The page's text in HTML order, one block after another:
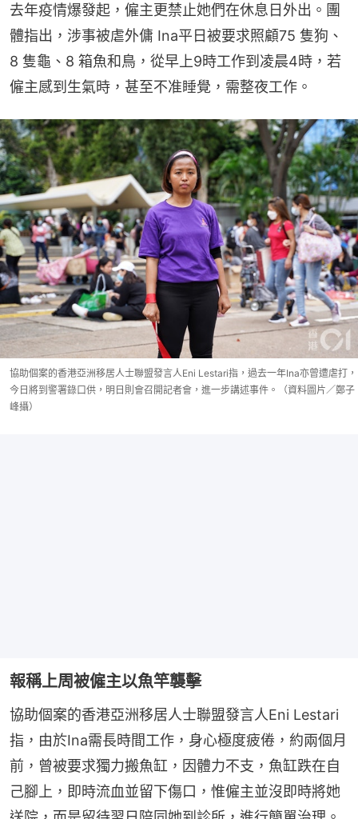
去年疫情爆發起，僱主更禁止她們在休息日外出。團
體指出，涉事被虐外傭 Ina平日被要求照顧75 隻狗、
8 隻龜、8 箱魚和鳥，從早上9時工作到凌晨4時，若
僱主感到生氣時，甚至不准睡覺，需整夜工作。
協助個案的香港亞洲移居人士聯盟發言人Eni Lestari指，過去一年Ina亦曾遭虐打，
今日將到警署錄口供，明日則會召開記者會，進一步講述事件。（資料圖片／鄭子
峰攝）
報稱上周被僱主以魚竿襲擊
協助個案的香港亞洲移居人士聯盟發言人Eni Lestari
指，由於Ina需長時間工作，身心極度疲倦，約兩個月
前，曾被要求獨力搬魚缸，因體力不支，魚缸跌在自
己腳上，即時流血並留下傷口，惟僱主並沒即時將她